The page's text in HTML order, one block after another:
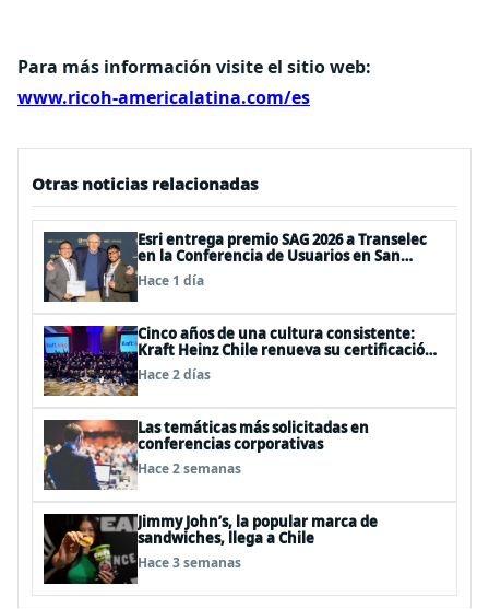
Para más información visite el sitio web:
www.ricoh-americalatina.com/es
Otras noticias relacionadas
Esri entrega premio SAG 2026 a Transelec
en la Conferencia de Usuarios en San
Diego, Estados Unidos
Hace 1 día
Cinco años de una cultura consistente:
Kraft Heinz Chile renueva su certificación
Great Place to Work
Hace 2 días
Las temáticas más solicitadas en
conferencias corporativas
Hace 2 semanas
Jimmy John’s, la popular marca de
sandwiches, llega a Chile
Hace 3 semanas